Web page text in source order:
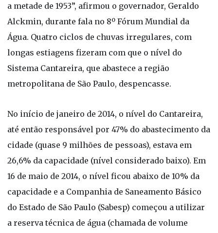
a metade de 1953”, afirmou o governador, Geraldo
Alckmin, durante fala no 8º Fórum Mundial da
Água. Quatro ciclos de chuvas irregulares, com
longas estiagens fizeram com que o nível do
Sistema Cantareira, que abastece a região
metropolitana de São Paulo, despencasse.
No início de janeiro de 2014, o nível do Cantareira,
até então responsável por 47% do abastecimento da
cidade (quase 9 milhões de pessoas), estava em
26,6% da capacidade (nível considerado baixo). Em
16 de maio de 2014, o nível ficou abaixo de 10% da
capacidade e a Companhia de Saneamento Básico
do Estado de São Paulo (Sabesp) começou a utilizar
a reserva técnica de água (chamada de volume